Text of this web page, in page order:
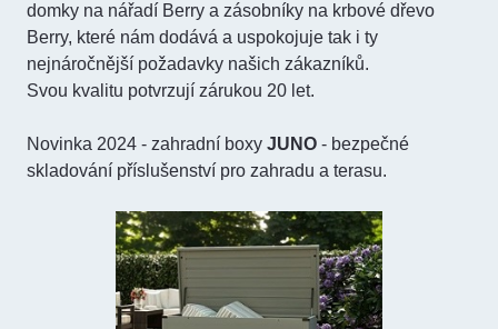
domky na nářadí Berry a zásobníky na krbové dřevo
Berry, které nám dodává a uspokojuje tak i ty
nejnáročnější požadavky našich zákazníků.
Svou kvalitu potvrzují zárukou 20 let.
Novinka 2024 - zahradní boxy JUNO - bezpečné
skladování příslušenství pro zahradu a terasu.